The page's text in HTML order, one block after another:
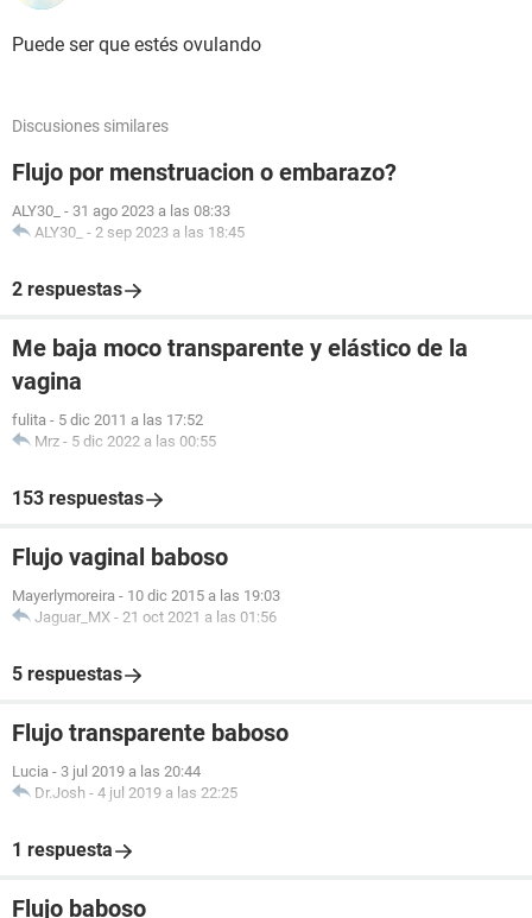
Puede ser que estés ovulando
Discusiones similares
Flujo por menstruacion o embarazo?
ALY30_ - 31 ago 2023 a las 08:33
ALY30_ - 2 sep 2023 a las 18:45
2 respuestas
Me baja moco transparente y elástico de la
vagina
fulita - 5 dic 2011 a las 17:52
Mrz - 5 dic 2022 a las 00:55
153 respuestas
Flujo vaginal baboso
Mayerlymoreira - 10 dic 2015 a las 19:03
Jaguar_MX - 21 oct 2021 a las 01:56
5 respuestas
Flujo transparente baboso
Lucia - 3 jul 2019 a las 20:44
Dr.Josh - 4 jul 2019 a las 22:25
1 respuesta
Flujo baboso